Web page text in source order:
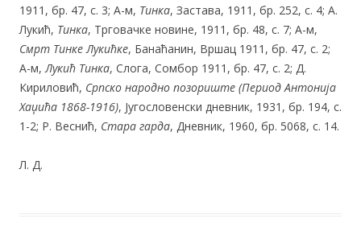
1911, бр. 47, с. 3; А-м, Тинка, Застава, 1911, бр. 252, с. 4; А.
Лукић, Тинка, Трговачке новине, 1911, бр. 48, с. 7; А-м,
Смрт Тинке Лукићке, Банаћанин, Вршац 1911, бр. 47, с. 2;
А-м,Лукић Тинка, Слога, Сомбор 1911, бр. 47, с. 2; Д.
Кириловић, Српско народно позориште (Период Антонија
Хаџића 1868-1916), Југословенски дневник, 1931, бр. 194, с.
1-2; Р. Веснић, Стара гарда, Дневник, 1960, бр. 5068, с. 14.
Л. Д.